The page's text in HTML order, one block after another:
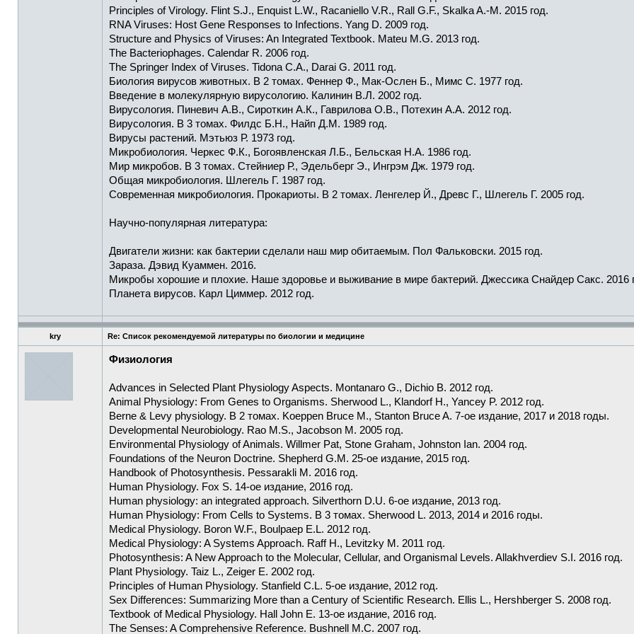
Principles of Virology. Flint S.J., Enquist L.W., Racaniello V.R., Rall G.F., Skalka A.-M. 2015 год.
RNA Viruses: Host Gene Responses to Infections. Yang D. 2009 год.
Structure and Physics of Viruses: An Integrated Textbook. Mateu M.G. 2013 год.
The Bacteriophages. Calendar R. 2006 год.
The Springer Index of Viruses. Tidona C.A., Darai G. 2011 год.
Биология вирусов животных. В 2 томах. Феннер Ф., Мак-Ослен Б., Мимс С. 1977 год.
Введение в молекулярную вирусологию. Калинин В.Л. 2002 год.
Вирусология. Пиневич А.В., Сироткин А.К., Гаврилова О.В., Потехин А.А. 2012 год.
Вирусология. В 3 томах. Филдс Б.Н., Найп Д.М. 1989 год.
Вирусы растений. Мэтьюз Р. 1973 год.
Микробиология. Черкес Ф.К., Богоявленская Л.Б., Бельская Н.А. 1986 год.
Мир микробов. В 3 томах. Стейниер Р., Эдельберг Э., Ингрэм Дж. 1979 год.
Общая микробиология. Шлегель Г. 1987 год.
Современная микробиология. Прокариоты. В 2 томах. Ленгелер Й., Древс Г., Шлегель Г. 2005 год.
Научно-популярная литература:
Двигатели жизни: как бактерии сделали наш мир обитаемым. Пол Фальковски. 2015 год.
Зараза. Дэвид Куаммен. 2016.
Микробы хорошие и плохие. Наше здоровье и выживание в мире бактерий. Джессика Снайдер Сакс. 2016
Планета вирусов. Карл Циммер. 2012 год.
kry Re: Список рекомендуемой литературы по биологии и медицине
Физиология
Advances in Selected Plant Physiology Aspects. Montanaro G., Dichio B. 2012 год.
Animal Physiology: From Genes to Organisms. Sherwood L., Klandorf H., Yancey P. 2012 год.
Berne & Levy physiology. В 2 томах. Koeppen Bruce M., Stanton Bruce A. 7-ое издание, 2017 и 2018 годы.
Developmental Neurobiology. Rao M.S., Jacobson M. 2005 год.
Environmental Physiology of Animals. Willmer Pat, Stone Graham, Johnston Ian. 2004 год.
Foundations of the Neuron Doctrine. Shepherd G.M. 25-ое издание, 2015 год.
Handbook of Photosynthesis. Pessarakli M. 2016 год.
Human Physiology. Fox S. 14-ое издание, 2016 год.
Human physiology: an integrated approach. Silverthorn D.U. 6-ое издание, 2013 год.
Human Physiology: From Cells to Systems. В 3 томах. Sherwood L. 2013, 2014 и 2016 годы.
Medical Physiology. Boron W.F., Boulpaep E.L. 2012 год.
Medical Physiology: A Systems Approach. Raff H., Levitzky M. 2011 год.
Photosynthesis: A New Approach to the Molecular, Cellular, and Organismal Levels. Allakhverdiev S.I. 2016 год.
Plant Physiology. Taiz L., Zeiger E. 2002 год.
Principles of Human Physiology. Stanfield C.L. 5-ое издание, 2012 год.
Sex Differences: Summarizing More than a Century of Scientific Research. Ellis L., Hershberger S. 2008 год.
Textbook of Medical Physiology. Hall John E. 13-ое издание, 2016 год.
The Senses: A Comprehensive Reference. Bushnell M.C. 2007 год.